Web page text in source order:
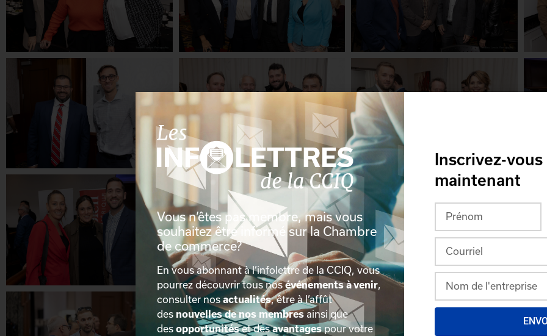
Vous n’êtes pas membre, mais vous
souhaitez être informé sur la Chambre
de commerce?
En vous abonnant à l’infolettre de la CCIQ, vous
pourrez découvrir tous nosévénements à venir
consulter nosactualités, être à l’affût
des nouvelles de nos membresainsi que
des opportunitéset desavantagespour votre
Inscrivez-vous
maintenant